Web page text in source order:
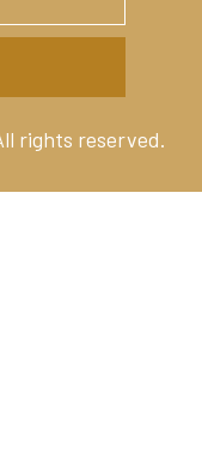
rights reserved.